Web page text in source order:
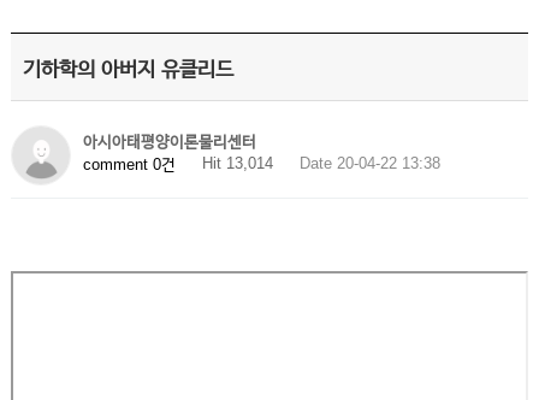
기하학의 아버지 유클리드
아시아태평양이론물리센터
comment 0건
Hit 13,014 Date 20-04-22 13:38